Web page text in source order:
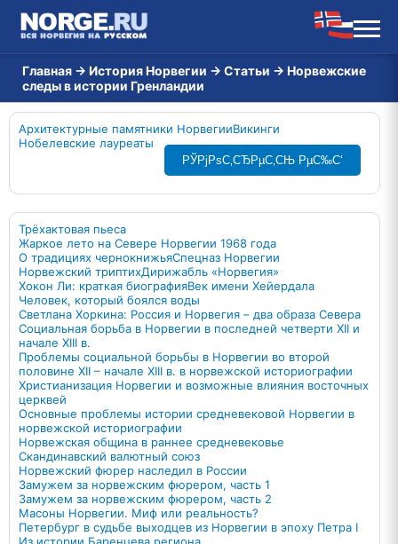
Главная → История Норвегии → Статьи → Норвежские
следы в истории Гренландии
Архитектурные памятники НорвегииВикинги
Нобелевские лауреаты
РЎРјРѕС‚СЂРµС‚СЊ РµС‰С‘
Трёхактовая пьеса
Жаркое лето на Севере Норвегии 1968 года
О традициях чернокнижьяСпецназ Норвегии
Норвежский триптихДирижабль «Норвегия»
Хокон Ли: краткая биографияВек имени Хейердала
Человек, который боялся воды
Светлана Хоркина: Россия и Норвегия – два образа Севера
Социальная борьба в Норвегии в последней четверти XII и
начале XIII в.
Проблемы социальной борьбы в Норвегии во второй
половине XII – начале XIII в. в норвежской историографии
Христианизация Норвегии и возможные влияния восточных
церквей
Основные проблемы истории средневековой Норвегии в
норвежской историографии
Норвежская община в раннее средневековье
Скандинавский валютный союз
Норвежский фюрер наследил в России
Замужем за норвежским фюрером, часть 1
Замужем за норвежским фюрером, часть 2
Масоны Норвегии. Миф или реальность?
Петербург в судьбе выходцев из Норвегии в эпоху Петра I